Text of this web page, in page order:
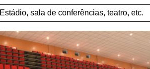
Estádio, sala de conferências, teatro, etc.